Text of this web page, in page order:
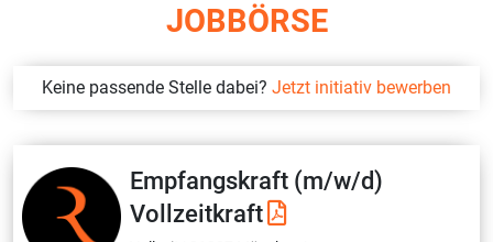
JOBBÖRSE
Keine passende Stelle dabei? Jetzt initiativ bewerben
Empfangskraft (m/w/d)
Vollzeitkraft